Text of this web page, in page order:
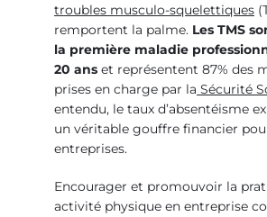
troubles musculo-squelettiques
remportent la palme. Les TMS
la première maladie
20 ans et représentent 87% des
prises en charge par la Sécurité
entendu, le taux d’absentéisme
un véritable gouffre financier
entreprises.
Encourager et promouvoir la
activité physique en entreprise